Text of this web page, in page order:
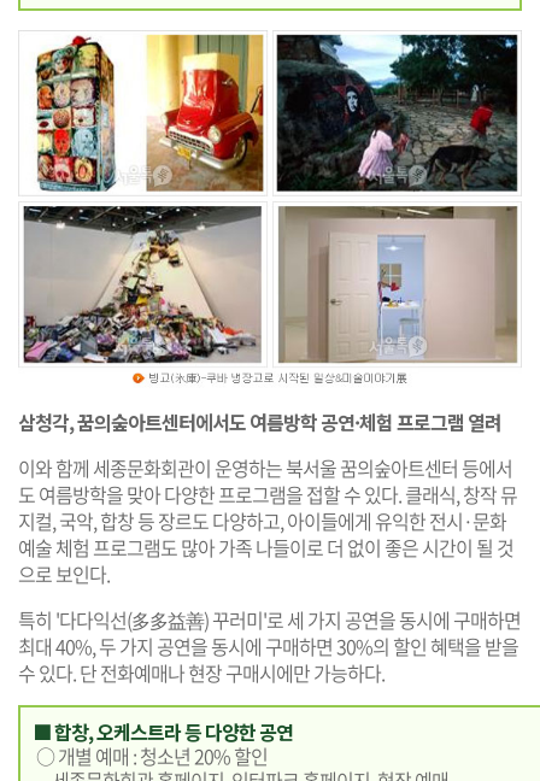
삼청각, 꿈의숲아트센터에서도 여름방학 공연·체험 프로그램 열려
이와 함께 세종문화회관이 운영하는 북서울 꿈의숲아트센터 등에서
도 여름방학을 맞아 다양한 프로그램을 접할 수 있다. 클래식, 창작 뮤
지컬, 국악, 합창 등 장르도 다양하고, 아이들에게 유익한 전시·문화
예술 체험 프로그램도 많아 가족 나들이로 더 없이 좋은 시간이 될 것
으로 보인다.
특히 '다다익선(多多益善) 꾸러미'로 세 가지 공연을 동시에 구매하면
최대 40%, 두 가지 공연을 동시에 구매하면 30%의 할인 혜택을 받을
수 있다. 단 전화예매나 현장 구매시에만 가능하다.
■ 합창, 오케스트라 등 다양한 공연
○ 개별 예매 : 청소년 20% 할인